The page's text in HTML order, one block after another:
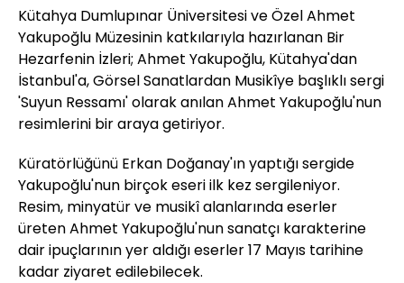
Kütahya Dumlupınar Üniversitesi ve Özel Ahmet
Yakupoğlu Müzesinin katkılarıyla hazırlanan Bir
Hezarfenin İzleri; Ahmet Yakupoğlu, Kütahya'dan
İstanbul'a, Görsel Sanatlardan Musikîye başlıklı sergi
'Suyun Ressamı' olarak anılan Ahmet Yakupoğlu'nun
resimlerini bir araya getiriyor.
Küratörlüğünü Erkan Doğanay'ın yaptığı sergide
Yakupoğlu'nun birçok eseri ilk kez sergileniyor.
Resim, minyatür ve musikî alanlarında eserler
üreten Ahmet Yakupoğlu'nun sanatçı karakterine
dair ipuçlarının yer aldığı eserler 17 Mayıs tarihine
kadar ziyaret edilebilecek.